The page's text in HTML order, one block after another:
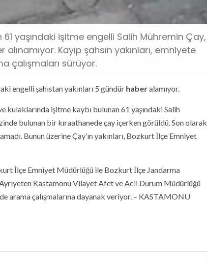
yaşındaki işitme engelli Salih Mühremin Çay,
Kayıp şahsın yakınları, emniyete
çalışmaları sürüyor.
engelli şahıstan yakınları 5 gündür haberalamıyor.
işitme kaybı bulunan 61 yaşındaki Salih
bulunan bir kıraathanede çay içerken görüldü. Son olarak
Bunun üzerine Çay’ın yakınları, Bozkurt İlçe Emniyet
İlçe Emniyet Müdürlüğü ile Bozkurt İlçe Jandarma
Ayrıyeten Kastamonu Vilayet Afet ve Acil Durum Müdürlüğü
arama çalışmalarına dayanak veriyor. – KASTAMONU